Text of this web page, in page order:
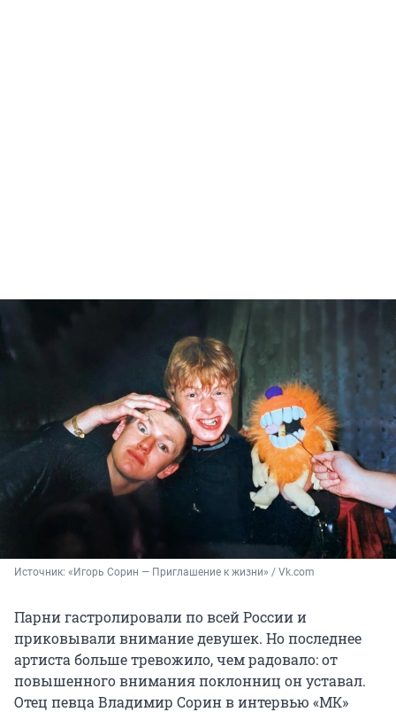
Источник: «Игорь Сорин — Приглашение к жизни» / Vk.com
Парни гастролировали по всей России и
приковывали внимание девушек. Но последнее
артиста больше тревожило, чем радовало: от
повышенного внимания поклонниц он уставал.
Отец певца Владимир Сорин в интервью «МК»